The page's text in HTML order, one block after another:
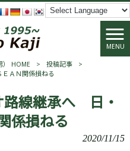
MENU
） HOME > 投稿記事
>
ＡＮ関係損ねる
路線継承へ 日・
係損ねる
2020/11/15